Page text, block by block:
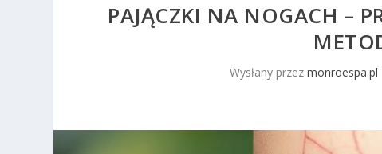
PAJĄCZKI NA NOGACH –
Wysłany przezmonroespa.pl